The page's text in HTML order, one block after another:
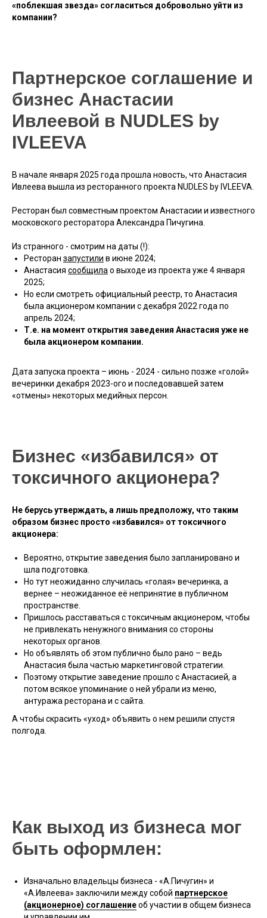
«поблекшая звезда» согласиться добровольно уйти из
компании?
Партнерское соглашение и
бизнес Анастасии
Ивлеевой в NUDLES by
IVLEEVA
В начале января 2025 года прошла новость, что Анастасия
Ивлеева вышла из ресторанного проекта NUDLES by IVLEEVA.
Ресторан был совместным проектом Анастасии и известного
московского ресторатора Александра Пичугина.
Из странного - смотрим на даты (!):
Ресторан запустили в июне 2024;
Анастасия сообщила о выходе из проекта уже 4 января
2025;
Но если смотреть официальный реестр, то Анастасия
была акционером компании с декабря 2022 года по
апрель 2024;
Т.е. на момент открытия заведения Анастасия уже не
была акционером компании.
Дата запуска проекта – июнь - 2024 - сильно позже «голой»
вечеринки декабря 2023-ого и последовавшей затем
«отмены» некоторых медийных персон.
Бизнес «избавился» от
токсичного акционера?
Не берусь утверждать, а лишь предположу, что таким
образом бизнес просто «избавился» от токсичного
акционера:
Вероятно, открытие заведения было запланировано и
шла подготовка.
Но тут неожиданно случилась «голая» вечеринка, а
вернее – неожиданное её непринятие в публичном
пространстве.
Пришлось расставаться с токсичным акционером, чтобы
не привлекать ненужного внимания со стороны
некоторых органов.
Но объявлять об этом публично было рано – ведь
Анастасия была частью маркетинговой стратегии.
Поэтому открытие заведение прошло с Анастасией, а
потом всякое упоминание о ней убрали из меню,
антуража ресторана и с сайта.
А чтобы скрасить «уход» объявить о нем решили спустя
полгода.
Как выход из бизнеса мог
быть оформлен:
Изначально владельцы бизнеса - «А.Пичугин» и
«А.Ивлеева» заключили между собой партнерское
(акционерное) соглашениеоб участии в общем бизнеса